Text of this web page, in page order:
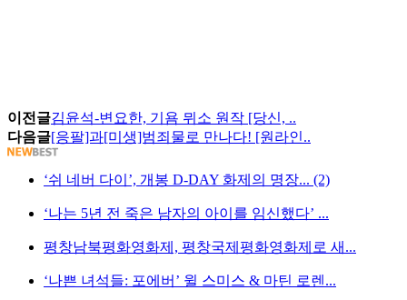
이전글김윤석-변요한, 기욤 뮈소 원작 [당신, ..
다음글[응팔]과[미생]범죄물로 만나다! [원라인..
‘쉬 네버 다이’, 개봉 D-DAY 화제의 명장... (2)
‘나는 5년 전 죽은 남자의 아이를 임신했다’ ...
평창남북평화영화제, 평창국제평화영화제로 새...
‘나쁜 녀석들: 포에버’ 윌 스미스 & 마틴 로렌...